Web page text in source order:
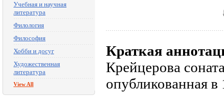
Учебная и научная
литература
Филология
Философия
Хобби и досуг
Художественная
литература
View All
Краткая
Крейцерова
опубликованная в